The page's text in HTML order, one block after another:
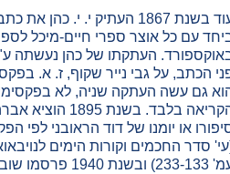
עוד בשנת 1867 העתיק י. י.
עם כל אוצר ספרי חיים-מיכל
העתקתו של כהן נעשתה
הכתב, על גבי נייר שקוף, ז. א.
גם עשה העתקה שניה, לא
הקריאה בלבד. בשנת
או יומנו של דוד הראובני לפי
סדר החכמים וקורות הימים
עמ' 233-133) ובשנת